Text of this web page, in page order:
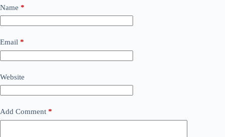
Name *
Email *
Website
Add Comment *